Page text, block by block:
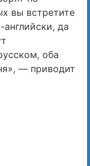
вы встретите
да
оба
— приводит